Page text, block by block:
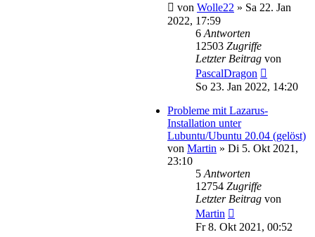
von Wolle22 » Sa 22. Jan
2022, 17:59
6 Antworten
12503 Zugriffe
Letzter Beitrag von
PascalDragon
So 23. Jan 2022, 14:20
Probleme mit Lazarus-
Installation unter
Lubuntu/Ubuntu 20.04 (gelöst)
von Martin » Di 5. Okt 2021,
23:10
5 Antworten
12754 Zugriffe
Letzter Beitrag von
Martin
Fr 8. Okt 2021, 00:52